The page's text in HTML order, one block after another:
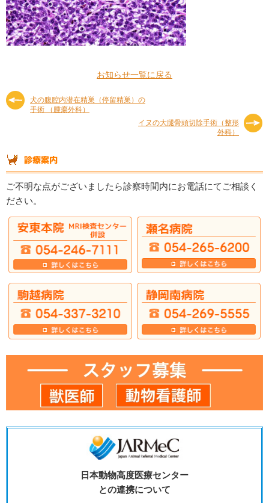
お知らせ一覧に戻る
犬の腹腔内潜在精巣（停留精巣）の
手術 （腫瘍外科）
イヌの大腿骨頭切除手術（整形
外科）
ご不明な点がございましたら診察時間内にお電話にてご相談く
ださい。
日本動物高度医療センター
との連携について